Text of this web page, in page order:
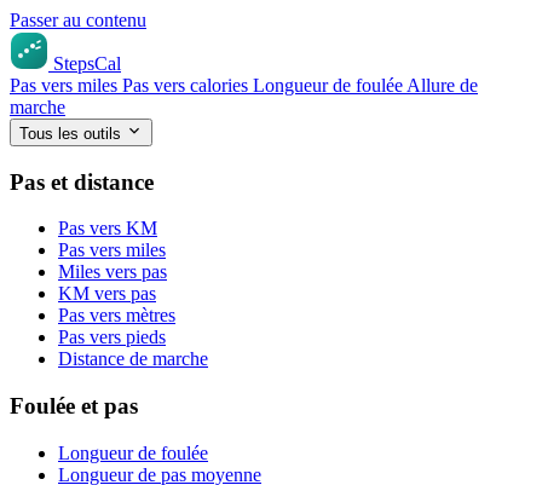
Passer au contenu
StepsCal
Pas vers miles Pas vers calories Longueur de foulée Allure de
marche
Tous les outils
Pas et distance
Pas vers KM
Pas vers miles
Miles vers pas
KM vers pas
Pas vers mètres
Pas vers pieds
Distance de marche
Foulée et pas
Longueur de foulée
Longueur de pas moyenne